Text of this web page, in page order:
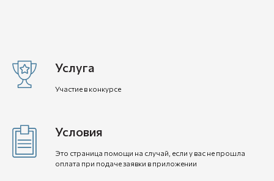
Услуга
Участие в конкурсе
Условия
Это страница помощи на случай, если у вас не прошла
оплата при подаче заявки в приложении